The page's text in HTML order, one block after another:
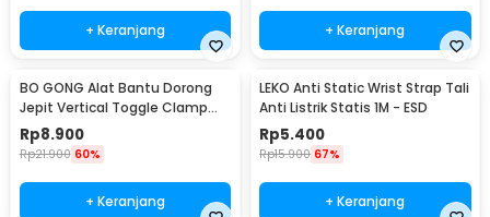
+ Keranjang + Keranjang
BO GONG Alat Bantu Dorong
Jepit Vertical Toggle Clamp
Hold Down Handle - GH-13009
Rp8.900
Rp21.900 60%
+ Keranjang
LEKO Anti Static Wrist Strap Tali
Anti Listrik Statis 1M - ESD
Rp5.400
Rp15.900 67%
+ Keranjang